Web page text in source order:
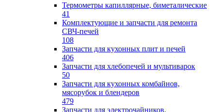
Термометры капиллярные, биметалические
41
Комплектующие и запчасти для ремонта
СВЧ-печей
108
Запчасти для кухонных плит и печей
406
Запчасти для хлебопечей и мультиварок
50
Запчасти для кухонных комбайнов,
мясорубок и блендеров
479
Запчасти для электрочайников,